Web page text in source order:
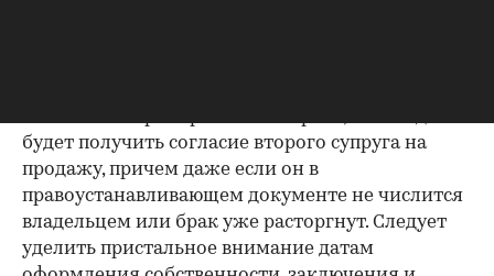
будет получить согласие второго супруга на
продажу, причем даже если он в
правоустанавливающем документе не числится
владельцем или брак уже расторгнут. Следует
уделить пристальное внимание датам